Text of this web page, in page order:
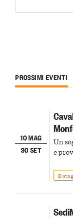
PROSSIMI EVENTI
10 MAG
30 SET
Un
e